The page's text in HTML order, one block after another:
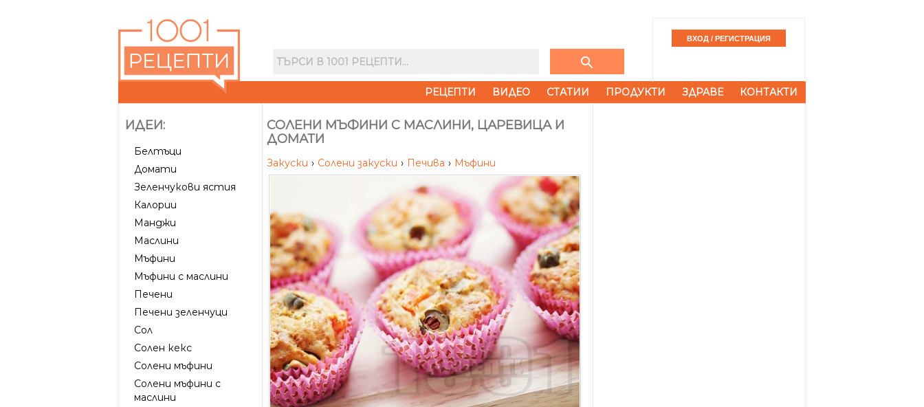
search
РЕЦЕПТИ ВИДЕО СТАТИИ ПРОДУКТИ ЗДРАВЕ КОНТАКТИ
ИДЕИ:
Белтъци
Домати
Зеленчукови ястия
Калории
Манджи
Маслини
Мъфини
Мъфини с маслини
Печени
Печени зеленчуци
Сол
Солен кекс
Солени мъфини
Солени мъфини с
маслини
СОЛЕНИ МЪФИНИ С МАСЛИНИ, ЦАРЕВИЦА И
ДОМАТИ
Закуски › Солени закуски › Печива › Мъфини